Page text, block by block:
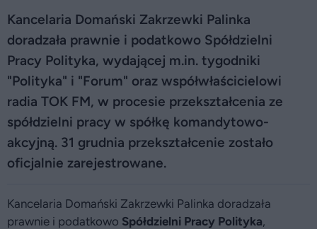
Kancelaria Domański Zakrzewki Palinka
doradzała prawnie i podatkowo Spółdzielni
Pracy Polityka, wydającej m.in. tygodniki
"Polityka" i "Forum" oraz współwłaścicielowi
radia TOK FM, w procesie przekształcenia ze
spółdzielni pracy w spółkę komandytowo-
akcyjną. 31 grudnia przekształcenie zostało
oficjalnie zarejestrowane.
Kancelaria Domański Zakrzewki Palinka doradzała
prawnie i podatkowo Spółdzielni Pracy Polityka,